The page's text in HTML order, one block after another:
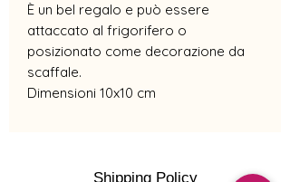
È un bel regalo e può essere
attaccato al frigorifero o
posizionato come decorazione da
scaffale.
Dimensioni 10x10 cm
Shipping Policy